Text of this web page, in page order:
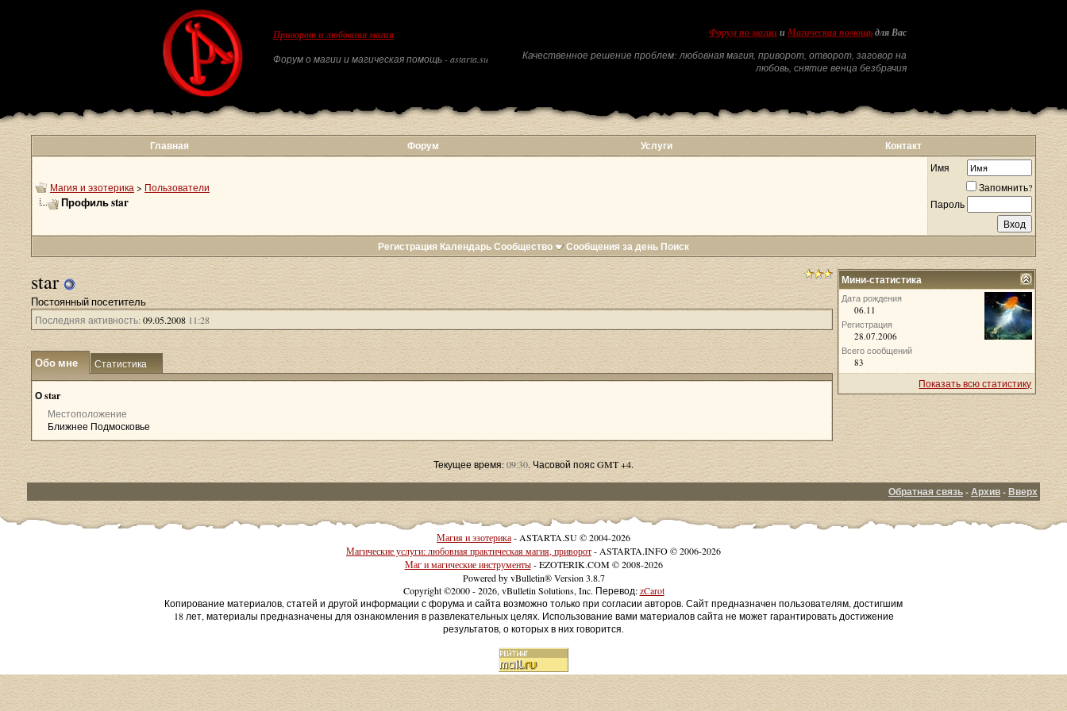
Приворот и любовная магия
Форум о магии и магическая помощь - astarta.su
Форум по магии и Магическая помощь для Вас
Качественное решение проблем: любовная магия, приворот, отворот, заговор на
любовь, снятие венца безбрачия
Главная Форум Услуги Контакт
Магия и эзотерика > Пользователи
Профиль star
Имя
Запомнить?
Пароль
Регистрация КалендарьСообщество Сообщения за день Поиск
star
Постоянный посетитель
Последняя активность: 09.05.2008 11:28
Обо мне Статистика
О star
Местоположение
Ближнее Подмосковье
Мини-статистика
Дата рождения
06.11
Регистрация
28.07.2006
Всего сообщений
83
Показать всю статистику
Текущее время:09:30. Часовой пояс GMT +4.
Обратная связь-Архив-Вверх
Магия и эзотерика- ASTARTA.SU © 2004-2026
Магические услуги: любовная практическая магия, приворот- ASTARTA.INFO © 2006-2026
Маг и магические инструменты- EZOTERIK.COM © 2008-2026
Powered by vBulletin® Version 3.8.7
Copyright ©2000 - 2026, vBulletin Solutions, Inc. Перевод:zCarot
Копирование материалов, статей и другой информации с форума и сайта возможно только при согласии авторов. Сайт предназначен пользователям, достигшим
18 лет, материалы предназначены для ознакомления в развлекательных целях. Использование вами материалов сайта не может гарантировать достижение
результатов, о которых в них говорится.